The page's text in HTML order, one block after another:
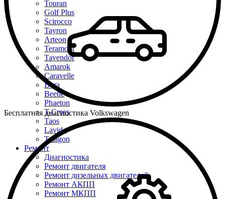
Touran
Golf Plus
Scirocco
Tayron
Arteon
Teramont
Tavendor
Amarok
Caravelle
Bora
Beetle
Phaeton
T-Cross
Taos
Lavida
Talagon
Ремонт
Диагностика
Ремонт двигателя
Ремонт дизельных двигателей
Ремонт АКПП
Ремонт МКПП
Бесплатная диагностика Volkswagen